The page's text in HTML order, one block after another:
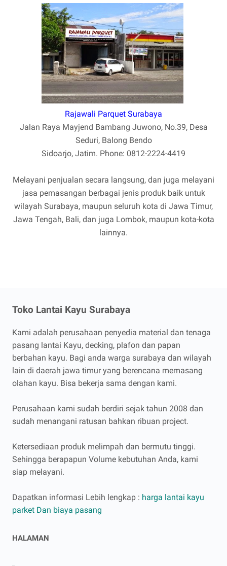
Rajawali Parquet Surabaya
Jalan Raya Mayjend Bambang Juwono, No.39, Desa
Seduri, Balong Bendo
Sidoarjo, Jatim. Phone: 0812-2224-4419
Melayani penjualan secara langsung, dan juga melayani
jasa pemasangan berbagai jenis produk baik untuk
wilayah Surabaya, maupun seluruh kota di Jawa Timur,
Jawa Tengah, Bali, dan juga Lombok, maupun kota-kota
lainnya.
Toko Lantai Kayu Surabaya
Kami adalah perusahaan penyedia material dan tenaga
pasang lantai Kayu, decking, plafon dan papan
berbahan kayu. Bagi anda warga surabaya dan wilayah
lain di daerah jawa timur yang berencana memasang
olahan kayu. Bisa bekerja sama dengan kami.
Perusahaan kami sudah berdiri sejak tahun 2008 dan
sudah menangani ratusan bahkan ribuan project.
Ketersediaan produk melimpah dan bermutu tinggi.
Sehingga berapapun Volume kebutuhan Anda, kami
siap melayani.
Dapatkan informasi Lebih lengkap : harga lantai kayu
parket Dan biaya pasang
HALAMAN